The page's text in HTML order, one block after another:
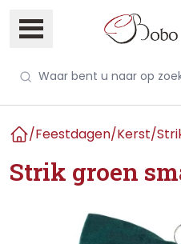
/Feestdagen/Kerst/
Strik groen